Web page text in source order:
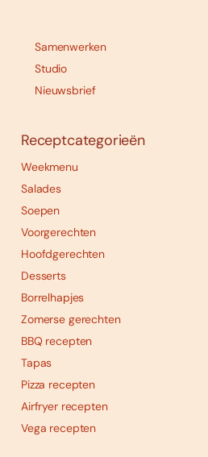
Samenwerken
Studio
Nieuwsbrief
Receptcategorieën
Weekmenu
Salades
Soepen
Voorgerechten
Hoofdgerechten
Desserts
Borrelhapjes
Zomerse gerechten
BBQ recepten
Tapas
Pizza recepten
Airfryer recepten
Vega recepten